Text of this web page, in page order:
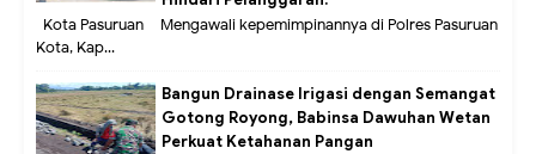
Kota Pasuruan – Mengawali kepemimpinannya di Polres Pasuruan
Kota, Kap...
Bangun Drainase Irigasi dengan Semangat
Gotong Royong, Babinsa Dawuhan Wetan
Perkuat Ketahanan Pangan